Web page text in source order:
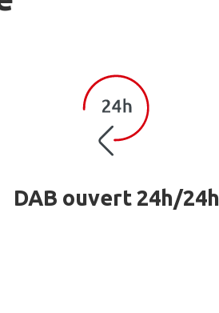
DAB ouvert 24h/24h